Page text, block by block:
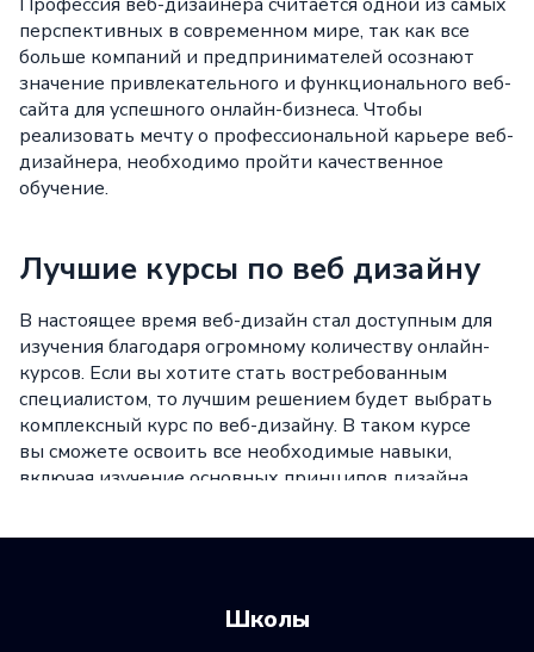
перспективных в современном мире, так как все
больше компаний и предпринимателей осознают
значение привлекательного и функционального веб-
сайта для успешного онлайн-бизнеса. Чтобы
реализовать мечту о профессиональной карьере веб-
дизайнера, необходимо пройти качественное
обучение.
Лучшие курсы по веб дизайну
В настоящее время веб-дизайн стал доступным для
изучения благодаря огромному количеству онлайн-
курсов. Если вы хотите стать востребованным
специалистом, то лучшим решением будет выбрать
комплексный курс по веб-дизайну. В таком курсе
вы сможете освоить все необходимые навыки,
включая изучение основных принципов дизайна,
Курсы веб дизайна цена
Школы